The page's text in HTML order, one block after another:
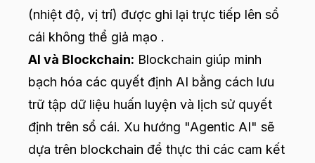
(nhiệt độ, vị trí) được ghi lại trực tiếp lên sổ
cái không thể giả mạo .
AI và Blockchain: Blockchain giúp minh
bạch hóa các quyết định AI bằng cách lưu
trữ tập dữ liệu huấn luyện và lịch sử quyết
định trên sổ cái. Xu hướng "Agentic AI" sẽ
dựa trên blockchain để thực thi các cam kết